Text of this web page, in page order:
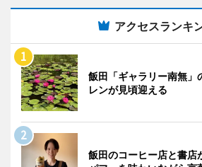
アクセスランキ
飯田「ギャラリー南無
レンが見頃迎える
飯田のコーヒー店と書